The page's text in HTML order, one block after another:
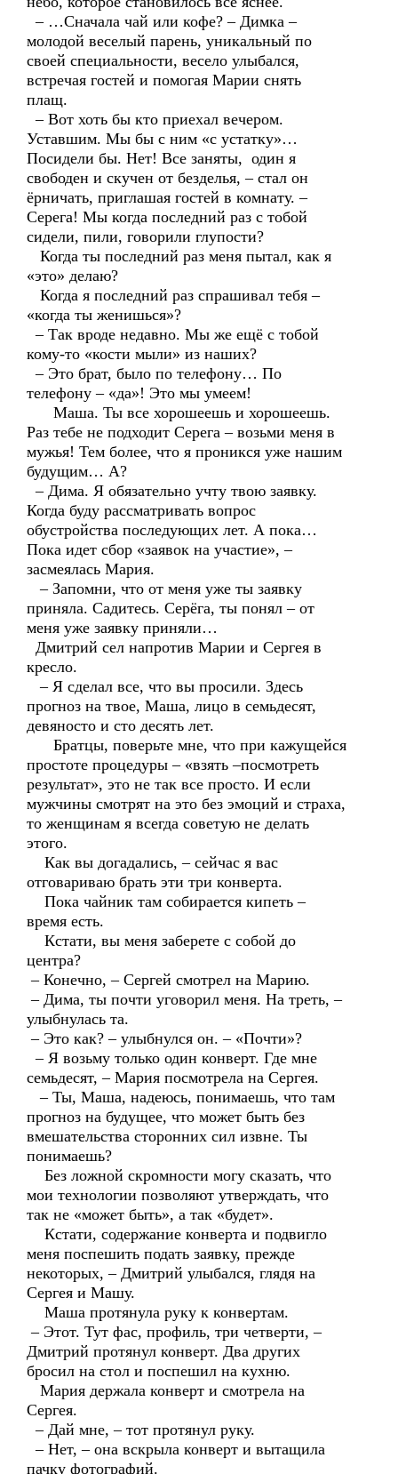
– …Сначала чай или кофе? – Димка –
молодой веселый парень, уникальный по
своей специальности, весело улыбался,
встречая гостей и помогая Марии снять
плащ.
– Вот хоть бы кто приехал вечером.
Уставшим. Мы бы с ним «с устатку»…
Посидели бы. Нет! Все заняты, один я
свободен и скучен от безделья, – стал он
ёрничать, приглашая гостей в комнату. –
Серега! Мы когда последний раз с тобой
сидели, пили, говорили глупости?
Когда ты последний раз меня пытал, как я
«это» делаю?
Когда я последний раз спрашивал тебя –
«когда ты женишься»?
– Так вроде недавно. Мы же ещё с тобой
кому-то «кости мыли» из наших?
– Это брат, было по телефону… По
телефону – «да»! Это мы умеем!
Маша. Ты все хорошеешь и хорошеешь.
Раз тебе не подходит Серега – возьми меня в
мужья! Тем более, что я проникся уже нашим
будущим… А?
– Дима. Я обязательно учту твою заявку.
Когда буду рассматривать вопрос
обустройства последующих лет. А пока…
Пока идет сбор «заявок на участие», –
засмеялась Мария.
– Запомни, что от меня уже ты заявку
приняла. Садитесь. Серёга, ты понял – от
меня уже заявку приняли…
Дмитрий сел напротив Марии и Сергея в
кресло.
– Я сделал все, что вы просили. Здесь
прогноз на твое, Маша, лицо в семьдесят,
девяносто и сто десять лет.
Братцы, поверьте мне, что при кажущейся
простоте процедуры – «взять –посмотреть
результат», это не так все просто. И если
мужчины смотрят на это без эмоций и страха,
то женщинам я всегда советую не делать
этого.
Как вы догадались, – сейчас я вас
отговариваю брать эти три конверта.
Пока чайник там собирается кипеть –
время есть.
Кстати, вы меня заберете с собой до
центра?
– Конечно, – Сергей смотрел на Марию.
– Дима, ты почти уговорил меня. На треть, –
улыбнулась та.
– Это как? – улыбнулся он. – «Почти»?
– Я возьму только один конверт. Где мне
семьдесят, – Мария посмотрела на Сергея.
– Ты, Маша, надеюсь, понимаешь, что там
прогноз на будущее, что может быть без
вмешательства сторонних сил извне. Ты
понимаешь?
Без ложной скромности могу сказать, что
мои технологии позволяют утверждать, что
так не «может быть», а так «будет».
Кстати, содержание конверта и подвигло
меня поспешить подать заявку, прежде
некоторых, – Дмитрий улыбался, глядя на
Сергея и Машу.
Маша протянула руку к конвертам.
– Этот. Тут фас, профиль, три четверти, –
Дмитрий протянул конверт. Два других
бросил на стол и поспешил на кухню.
Мария держала конверт и смотрела на
Сергея.
– Дай мне, – тот протянул руку.
– Нет, – она вскрыла конверт и вытащила
пачку фотографий.